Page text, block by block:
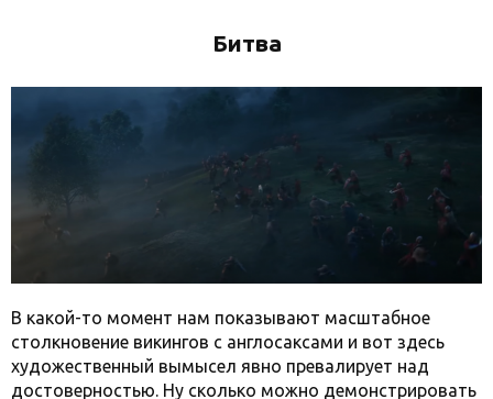
Битва
В какой-то момент нам показывают масштабное
столкновение викингов с англосаксами и вот здесь
художественный вымысел явно превалирует над
достоверностью. Ну сколько можно демонстрировать